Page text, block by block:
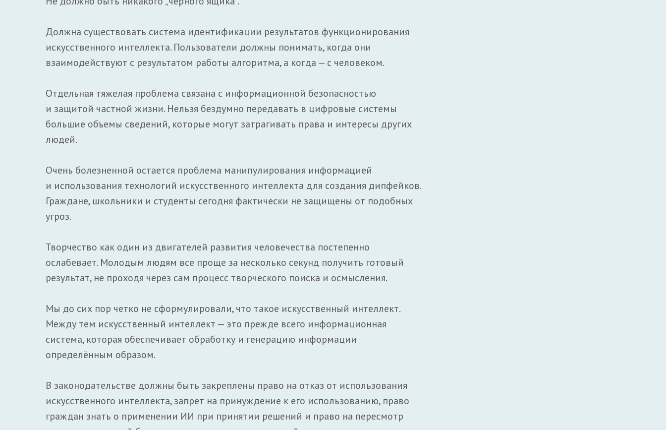
Должна существовать система идентификации результатов функционирования
искусственного интеллекта. Пользователи должны понимать, когда они
взаимодействуют с результатом работы алгоритма, а когда — с человеком.
Отдельная тяжелая проблема связана с информационной безопасностью
и защитой частной жизни. Нельзя бездумно передавать в цифровые системы
большие объемы сведений, которые могут затрагивать права и интересы других
людей.
Очень болезненной остается проблема манипулирования информацией
и использования технологий искусственного интеллекта для создания дипфейков.
Граждане, школьники и студенты сегодня фактически не защищены от подобных
угроз.
Творчество как один из двигателей развития человечества постепенно
ослабевает. Молодым людям все проще за несколько секунд получить готовый
результат, не проходя через сам процесс творческого поиска и осмысления.
Мы до сих пор четко не сформулировали, что такое искусственный интеллект.
Между тем искусственный интеллект — это прежде всего информационная
система, которая обеспечивает обработку и генерацию информации
определённым образом.
В законодательстве должны быть закреплены право на отказ от использования
искусственного интеллекта, запрет на принуждение к его использованию, право
граждан знать о применении ИИ при принятии решений и право на пересмотр